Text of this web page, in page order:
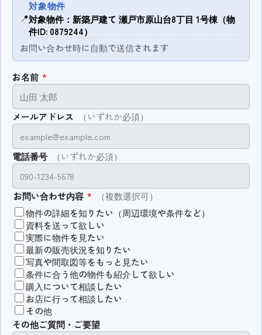
📍
対象物件
対象物件：新築戸建て 瀬戸市原山台8丁目 1号棟（物
件ID: 0879244）
お問い合わせ時に自動で送信されます
お名前 *
メールアドレス （いずれか必須）
電話番号 （いずれか必須）
お問い合わせ内容 *
（複数選択可）
物件の詳細を知りたい（周辺環境や条件など）
資料を送って欲しい
実際に物件を見たい
最新の販売状況を知りたい
写真や間取図等をもっと見たい
条件に合う他の物件も紹介して欲しい
購入について相談したい
お店に行って相談したい
その他
その他ご質問・ご要望